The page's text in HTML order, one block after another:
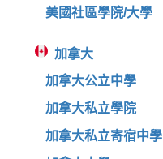
美國社區學院/大學
加拿大
加拿大公立中學
加拿大私立學院
加拿大私立寄宿中學